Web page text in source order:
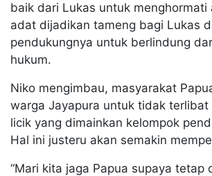
baik dari Lukas untuk menghormati
adat dijadikan tameng bagi Lukas
pendukungnya untuk berlindung
hukum.
Niko mengimbau, masyarakat
warga Jayapura untuk tidak terlibat
licik yang dimainkan kelompok
Hal ini justeru akan semakin
“Mari kita jaga Papua supaya tetap